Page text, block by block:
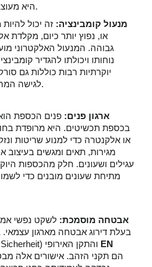
היא מעוצבת תוך מחשבה על האספן.
מנעול קומבינציה: זה יכול
או, נפוץ יותר כיום, מקלדת
גבוהה. המנעול האלקטרוני
נוחותו ויכולתו להגדיר
יוקרתיות רבות כוללות גם
לגישה המהירה והמאובטחת ביותר.
ארגון פנים: פנים הכספת
בכספת תכשיטים. היא מרופדת
או אלקנטרה כדי למנוע שריטות
מגירות, תאים ומגשים בעיצוב
עגילים ושעונים. חלק מהכספות
מתיחת שעונים מובנים כדי
אבטחה מוסמכת: לשקט נפשי
בעלת דירוג אבטחה מארגון עצמאי.
EN